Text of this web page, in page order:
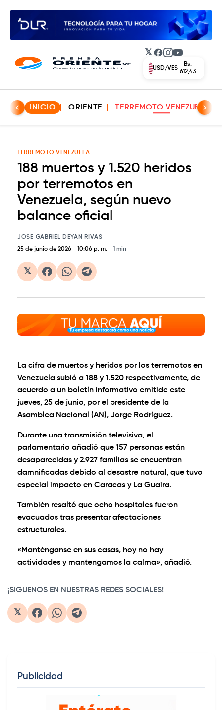
𝕏 Facebook
Instagram
YouTube
EUR/VES
Bs.
702,42
INICIO ORIENTE TERREMOTO VENEZUELA
TERREMOTO VENEZUELA
188 muertos y 1.520 heridos
por terremotos en
Venezuela, según nuevo
balance oficial
JOSE GABRIEL DEYAN RIVAS
25 de junio de 2026 - 10:06 p. m. 1 min
𝕏
La cifra de muertos y heridos por los terremotos en
Venezuela subió a 188 y 1.520 respectivamente, de
acuerdo a un boletín informativo emitido este
jueves, 25 de junio, por el presidente de la
Asamblea Nacional (AN), Jorge Rodríguez.
Durante una transmisión televisiva, el
parlamentario añadió que 157 personas están
desaparecidas y 2.927 familias se encuentran
damnificadas debido al desastre natural, que tuvo
especial impacto en Caracas y La Guaira.
También resaltó que ocho hospitales fueron
evacuados tras presentar afectaciones
estructurales.
«Manténganse en sus casas, hoy no hay
actividades y mantengamos la calma», añadió.
¡SIGUENOS EN NUESTRAS REDES SOCIALES!
𝕏
Publicidad